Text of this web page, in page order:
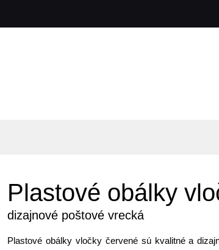
Plastové obálky
dizajnové poštové vrecká
Plastové obálky vločky červené sú kvalitné a